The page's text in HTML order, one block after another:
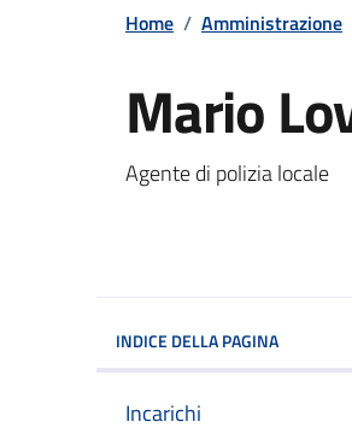
Home / Amministrazione
Mario
Agente di polizia locale
INDICE DELLA PAGINA
Incarichi